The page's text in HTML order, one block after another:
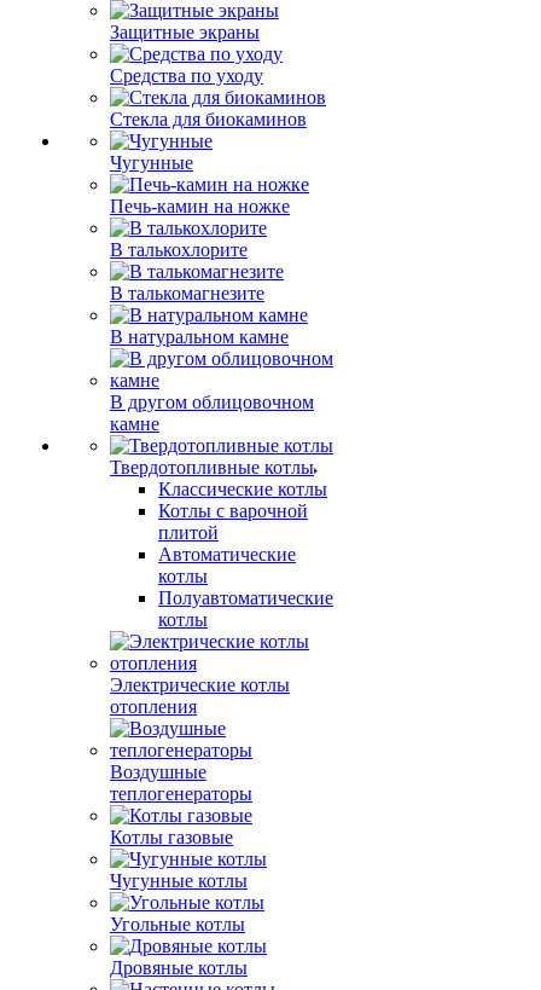
Защитные экраны
Средства по уходу
Стекла для биокаминов
Чугунные
Печь-камин на ножке
В талькохлорите
В талькомагнезите
В натуральном камне
В другом облицовочном
камне
Твердотопливные котлы
Классические котлы
Котлы с варочной
плитой
Автоматические
котлы
Полуавтоматические
котлы
Электрические котлы
отопления
Воздушные
теплогенераторы
Котлы газовые
Чугунные котлы
Угольные котлы
Дровяные котлы